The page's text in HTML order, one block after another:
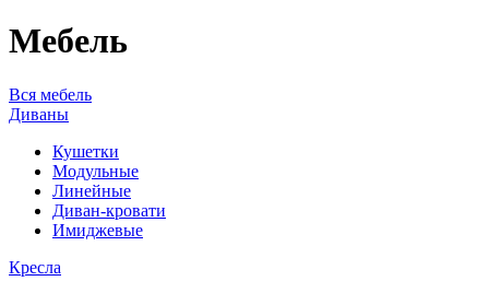
Мебель
Вся мебель
Диваны
Кушетки
Модульные
Линейные
Диван-кровати
Имиджевые
Кресла